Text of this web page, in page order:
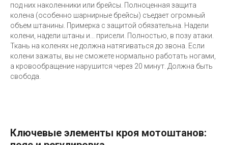
под них наколенники или брейсы. Полноценная защита
колена (особенно шарнирные брейсы) съедает огромный
объем штанины. Примерка с защитой обязательна. Надели
колени, надели штаны и... присели. Полностью, в позу атаки.
Ткань на коленях не должна натягиваться до звона. Если
колени зажаты, вы не сможете нормально работать ногами,
а кровообращение нарушится через 20 минут. Должна быть
свобода.
Ключевые элементы кроя мотоштанов: